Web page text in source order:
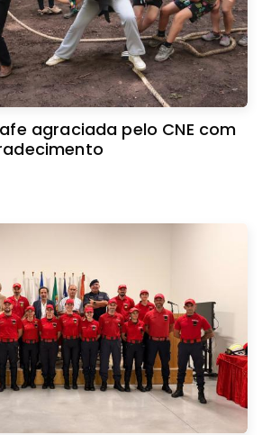
agraciada pelo CNE com